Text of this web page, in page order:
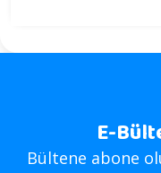
E-
Bültene abone